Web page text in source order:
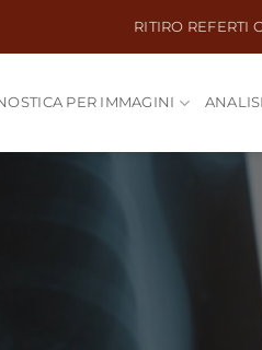
RITIRO REFERTI
PER IMMAGINI